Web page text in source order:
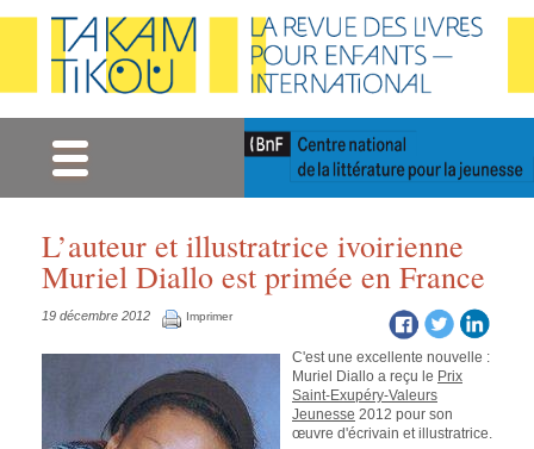
L’auteur et illustratrice ivoirienne
Muriel Diallo est primée en France
19 décembre 2012 Imprimer
C'est une excellente nouvelle :
Muriel Diallo a reçu le Prix
Saint-Exupéry-Valeurs
Jeunesse 2012 pour son
œuvre d'écrivain et illustratrice.